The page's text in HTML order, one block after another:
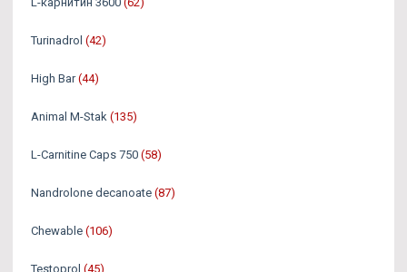
Turinadrol (42)
High Bar (44)
Animal M-Stak (135)
L-Carnitine Caps 750 (58)
Nandrolone decanoate (87)
Chewable (106)
Testoprol (45)